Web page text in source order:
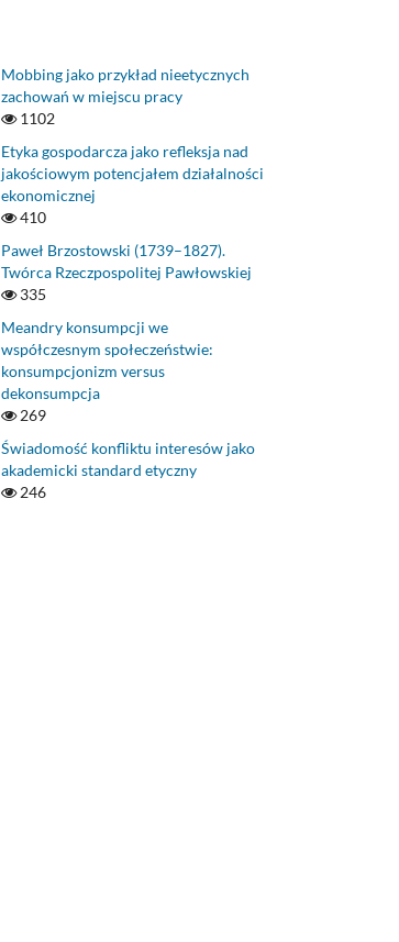
Mobbing jako przykład nieetycznych
zachowań w miejscu pracy
1102
Etyka gospodarcza jako refleksja nad
jakościowym potencjałem działalności
ekonomicznej
410
Paweł Brzostowski (1739–1827).
Twórca Rzeczpospolitej Pawłowskiej
335
Meandry konsumpcji we
współczesnym społeczeństwie:
konsumpcjonizm versus
dekonsumpcja
269
Świadomość konfliktu interesów jako
akademicki standard etyczny
246